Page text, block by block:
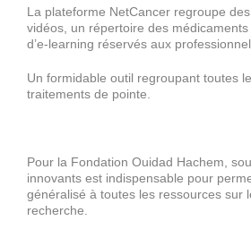
La plateforme NetCancer regroupe
vidéos, un répertoire des
d’e-learning réservés aux
Un formidable outil regroupant toutes
traitements de pointe.
Pour la Fondation Ouidad Hachem,
innovants est indispensable pour
généralisé à toutes les ressources sur
recherche.